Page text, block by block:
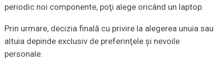
periodic noi componente, poţi alege oricând un laptop.
Prin urmare, decizia finală cu privire la alegerea unuia sau
altuia depinde exclusiv de preferinţele şi nevoile
personale.